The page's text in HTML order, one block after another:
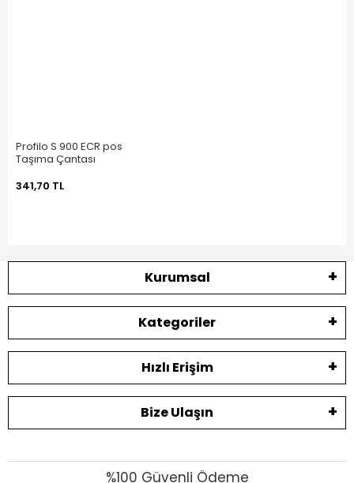
Profilo S 900 ECR pos
Taşıma Çantası
341,70 TL
Kurumsal
Kategoriler
Hızlı Erişim
Bize Ulaşın
%100 Güvenli Ödeme